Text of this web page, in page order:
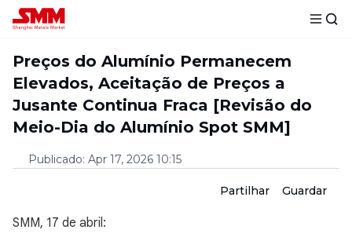
Preços do Alumínio Permanecem
Elevados, Aceitação de Preços a
Jusante Continua Fraca [Revisão do
Meio-Dia do Alumínio Spot SMM]
Publicado: Apr 17, 2026 10:15
Partilhar Guardar
SMM, 17 de abril: